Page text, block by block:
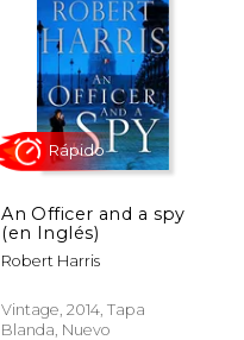
15%
An Officer and a spy
(en Inglés)
Robert Harris
Vintage, 2014, Tapa
Blanda, Nuevo